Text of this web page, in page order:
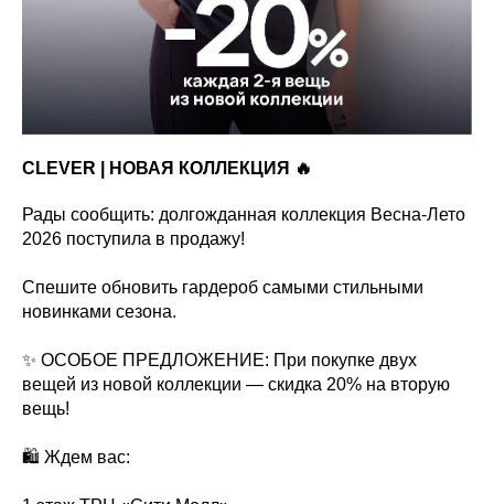
CLEVER | НОВАЯ КОЛЛЕКЦИЯ 🔥
Рады сообщить: долгожданная коллекция Весна-Лето
2026 поступила в продажу!
Спешите обновить гардероб самыми стильными
новинками сезона.
✨ ОСОБОЕ ПРЕДЛОЖЕНИЕ: При покупке двух
вещей из новой коллекции — скидка 20% на вторую
вещь!
🛍 Ждем вас: